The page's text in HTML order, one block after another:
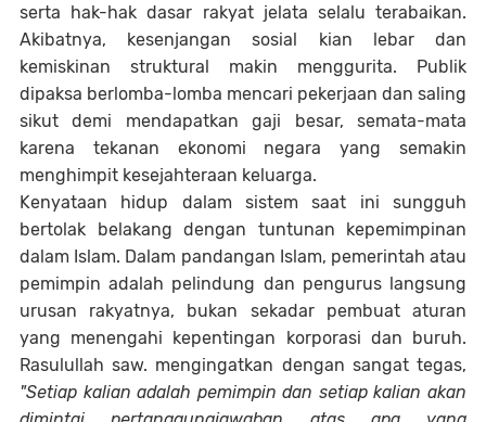
serta hak-hak dasar rakyat jelata selalu terabaikan.
Akibatnya, kesenjangan sosial kian lebar dan
kemiskinan struktural makin menggurita. Publik
dipaksa berlomba-lomba mencari pekerjaan dan saling
sikut demi mendapatkan gaji besar, semata-mata
karena tekanan ekonomi negara yang semakin
menghimpit kesejahteraan keluarga.
Kenyataan hidup dalam sistem saat ini sungguh
bertolak belakang dengan tuntunan kepemimpinan
dalam Islam. Dalam pandangan Islam, pemerintah atau
pemimpin adalah pelindung dan pengurus langsung
urusan rakyatnya, bukan sekadar pembuat aturan
yang menengahi kepentingan korporasi dan buruh.
Rasulullah saw. mengingatkan dengan sangat tegas,
"Setiap kalian adalah pemimpin dan setiap kalian akan